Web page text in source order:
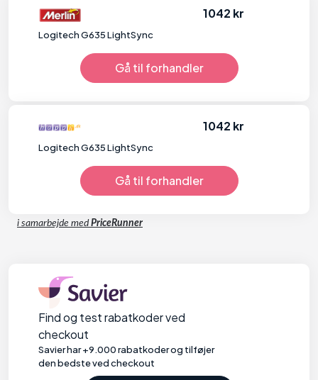
Logitech G635 LightSync
1042 kr
Gå til forhandler
Logitech G635 LightSync
1042 kr
Gå til forhandler
i samarbejde med PriceRunner
Find og test rabatkoder ved
checkout
Savier har +9.000 rabatkoder og tilføjer
den bedste ved checkout